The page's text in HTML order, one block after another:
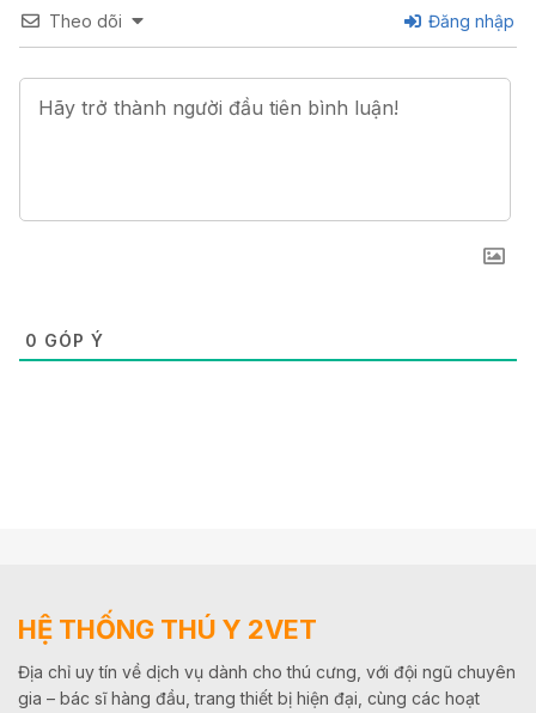
Theo dõi Đăng nhập
0 GÓP Ý
HỆ THỐNG THÚ Y 2VET
Địa chỉ uy tín về dịch vụ dành cho thú cưng, với đội ngũ chuyên
gia – bác sĩ hàng đầu, trang thiết bị hiện đại, cùng các hoạt